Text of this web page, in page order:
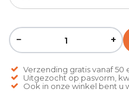
− +
Verzending gratis vanaf 50
Uitgezocht op pasvorm,
Ook in onze winkel bent u